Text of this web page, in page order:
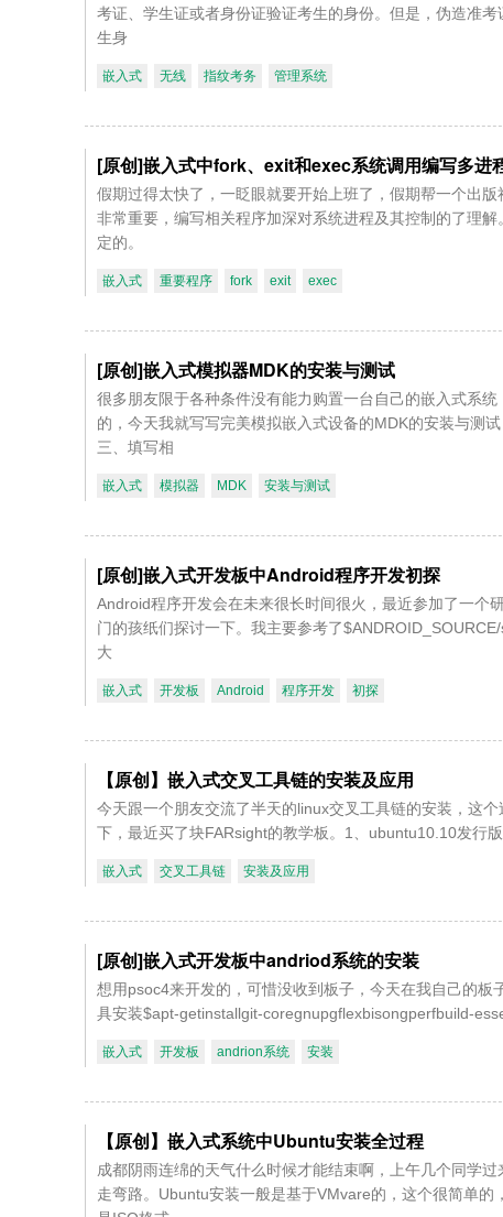
考证、学生证或者身份证验证考生的身份。但是，伪造准
生身
嵌入式 无线 指纹考务 管理系统
[原创]嵌入式中fork、exit和exec系统调用编写多进
假期过得太快了，一眨眼就要开始上班了，假期帮一个出
非常重要，编写相关程序加深对系统进程及其控制的了理
定的。
嵌入式 重要程序 fork exit exec
[原创]嵌入式模拟器MDK的安装与测试
很多朋友限于各种条件没有能力购置一台自己的嵌入式系
的，今天我就写写完美模拟嵌入式设备的MDK的安装与测
三、填写相
嵌入式 模拟器 MDK 安装与测试
[原创]嵌入式开发板中Android程序开发初探
Android程序开发会在未来很长时间很火，最近参加了一个
门的孩纸们探讨一下。我主要参考了
大
嵌入式 开发板 Android 程序开发 初探
【原创】嵌入式交叉工具链的安装及应用
今天跟一个朋友交流了半天的linux交叉工具链的安装，这
下，最近买了块FARsight的教学板。1、ubuntu10.10发行
嵌入式 交叉工具链 安装及应用
[原创]嵌入式开发板中andriod系统的安装
想用psoc4来开发的，可惜没收到板子，今天在我自己的
具安装$apt-getinstallgit-coregnupgflexbisongperfbuild-
嵌入式 开发板 andrion系统 安装
【原创】嵌入式系统中Ubuntu安装全过程
成都阴雨连绵的天气什么时候才能结束啊，上午几个同学
走弯路。Ubuntu安装一般是基于VMvare的，这个很简单